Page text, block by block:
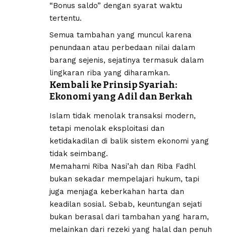
“Bonus saldo” dengan syarat waktu
tertentu.
Semua tambahan yang muncul karena
penundaan atau perbedaan nilai dalam
barang sejenis, sejatinya termasuk dalam
lingkaran riba yang diharamkan.
Kembali ke Prinsip Syariah:
Ekonomi yang Adil dan Berkah
Islam tidak menolak transaksi modern,
tetapi menolak eksploitasi dan
ketidakadilan di balik sistem ekonomi yang
tidak seimbang.
Memahami Riba Nasi’ah dan Riba Fadhl
bukan sekadar mempelajari hukum, tapi
juga menjaga keberkahan harta dan
keadilan sosial. Sebab, keuntungan sejati
bukan berasal dari tambahan yang haram,
melainkan dari rezeki yang halal dan penuh